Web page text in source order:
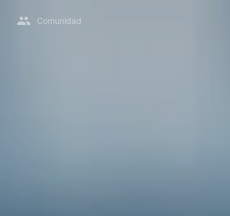
Comunidad